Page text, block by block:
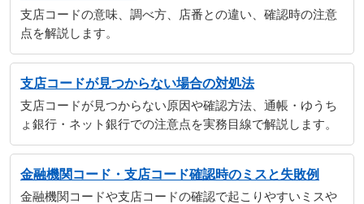
支店コードの意味、調べ方、店番との違い、確認時の注意
点を解説します。
支店コードが見つからない場合の対処法
支店コードが見つからない原因や確認方法、通帳・ゆうち
ょ銀行・ネット銀行での注意点を実務目線で解説します。
金融機関コード・支店コード確認時のミスと失敗例
金融機関コードや支店コードの確認で起こりやすいミスや